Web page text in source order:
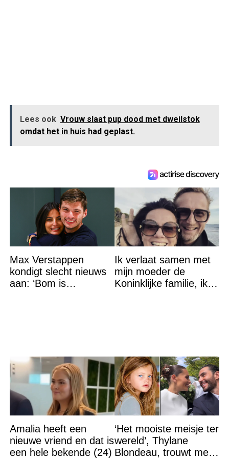
Lees ook Vrouw slaat pup dood met dweilstok
omdat het in huis had geplast.
Max Verstappen
kondigt slecht nieuws
aan: ‘Bom is
Ik verlaat samen met
mijn moeder de
Koninklijke familie, ik
Amalia heeft een
nieuwe vriend en dat is
een hele bekende (24)
‘Het mooiste meisje ter
wereld’, Thylane
Blondeau, trouwt met